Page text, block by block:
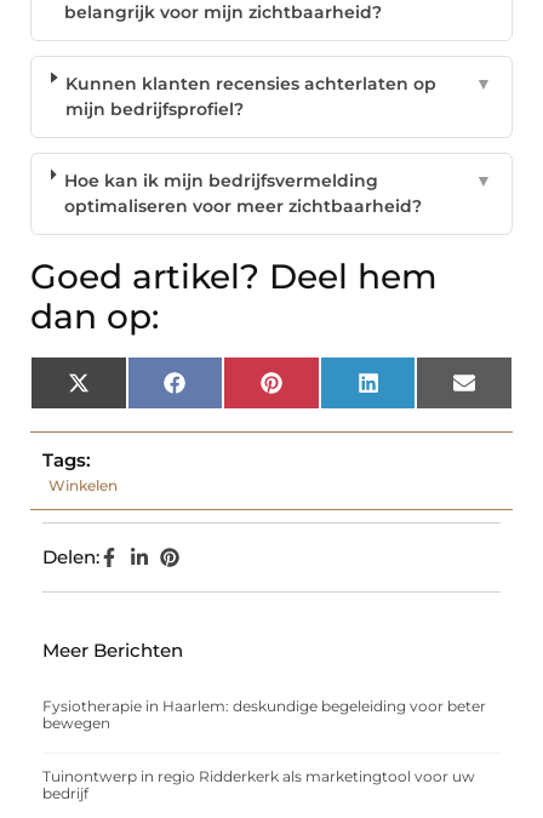
belangrijk voor mijn zichtbaarheid?
Kunnen klanten recensies achterlaten op
mijn bedrijfsprofiel?
▼
Hoe kan ik mijn bedrijfsvermelding
optimaliseren voor meer zichtbaarheid?
▼
Goed artikel? Deel hem
dan op:
X
(Twitter)
Facebook Pinterest LinkedIn Email
Tags:
Winkelen
Delen:
Meer Berichten
Fysiotherapie in Haarlem: deskundige begeleiding voor beter
bewegen
Tuinontwerp in regio Ridderkerk als marketingtool voor uw
bedrijf